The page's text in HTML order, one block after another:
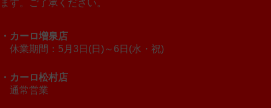
ます。ご了承ください。
・カーロ増泉店
休業期間：5月3日(日)～6日(水・祝)
・カーロ松村店
通常営業